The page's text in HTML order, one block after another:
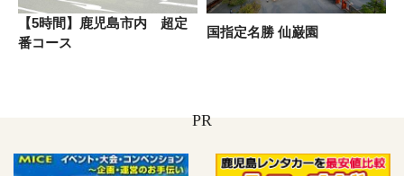
【5時間】鹿児島市内 超定
番コース
国指定名勝 仙巌園
PR